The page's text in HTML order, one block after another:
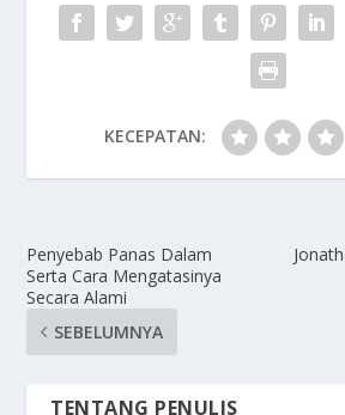
KECEPATAN:
Penyebab Panas Dalam
Serta Cara Mengatasinya
Secara Alami
SEBELUMNYA
TENTANG PENULIS